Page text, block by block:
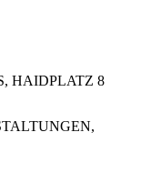
HAIDPLATZ 8